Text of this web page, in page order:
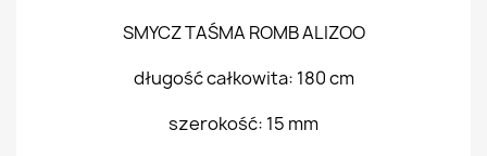
SMYCZ TAŚMA ROMB ALIZOO
długość całkowita: 180 cm
szerokość: 15 mm